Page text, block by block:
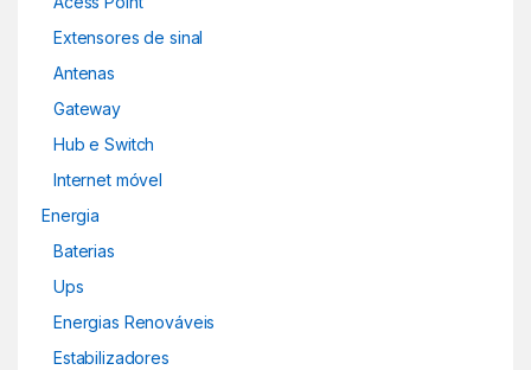
Extensores de sinal
Antenas
Gateway
Hub e Switch
Internet móvel
Energia
Baterias
Ups
Energias Renováveis
Estabilizadores